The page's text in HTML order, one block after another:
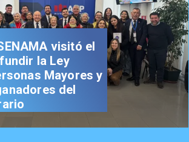
visitó el
la Ley
Mayores y
del